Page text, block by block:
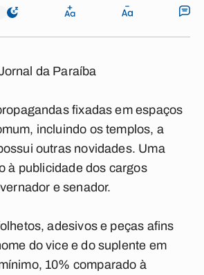
da Paraíba
fixadas em espaços
incluindo os templos, a
outras novidades. Uma
à publicidade dos cargos
e senador.
adesivos e peças afins
do vice e do suplente em
10% comparado à